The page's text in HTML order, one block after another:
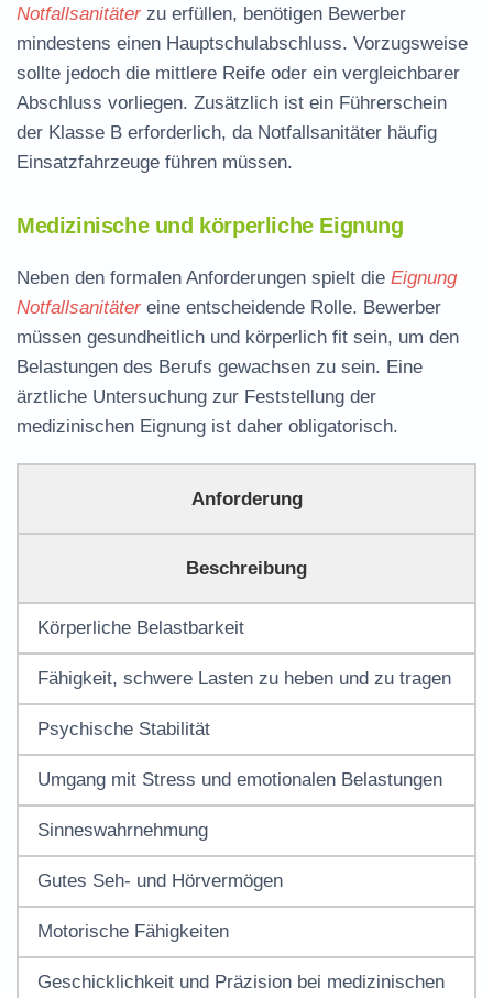
Notfallsanitäter zu erfüllen, benötigen Bewerber
mindestens einen Hauptschulabschluss. Vorzugsweise
sollte jedoch die mittlere Reife oder ein vergleichbarer
Abschluss vorliegen. Zusätzlich ist ein Führerschein
der Klasse B erforderlich, da Notfallsanitäter häufig
Einsatzfahrzeuge führen müssen.
Medizinische und körperliche Eignung
Neben den formalen Anforderungen spielt die Eignung
Notfallsanitäter eine entscheidende Rolle. Bewerber
müssen gesundheitlich und körperlich fit sein, um den
Belastungen des Berufs gewachsen zu sein. Eine
ärztliche Untersuchung zur Feststellung der
medizinischen Eignung ist daher obligatorisch.
Anforderung
Beschreibung
Körperliche Belastbarkeit
Fähigkeit, schwere Lasten zu heben und zu tragen
Psychische Stabilität
Umgang mit Stress und emotionalen Belastungen
Sinneswahrnehmung
Gutes Seh- und Hörvermögen
Motorische Fähigkeiten
Geschicklichkeit und Präzision bei medizinischen